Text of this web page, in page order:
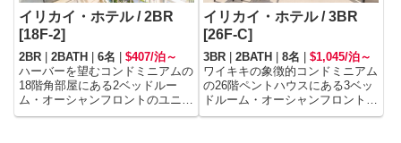
イリカイ・ホテル / 2BR
[18F-2]
2BR 2BATH 6名
$407/泊～
ハーバーを望むコンドミニアムの
18階角部屋にある2ベッドルー
ム・オーシャンフロントのユニッ
トです。
イリカイ・ホテル / 3BR
[26F-C]
3BR| 2BATH 8名
$1,045/泊～
ワイキキの象徴的コンドミニアム
の26階ペントハウスにある3ベッ
ドルーム・オーシャンフロントの
ユニットです。